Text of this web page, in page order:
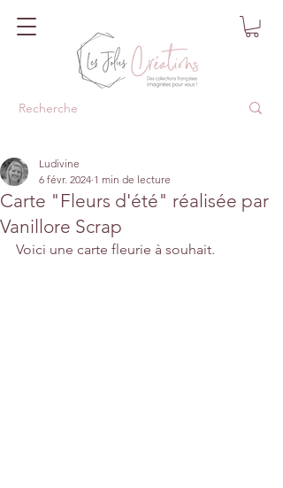
Carte "Fleurs d'été" réalisée par
Vanillore Scrap
Ludivine
6 févr. 2024 1 min de lecture
Voici une carte fleurie à souhait.